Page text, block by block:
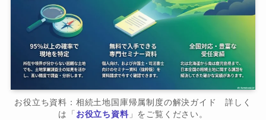
お役立ち資料：相続土地国庫帰属制度の解決ガイド 詳しく
は「 お役立ち資料」をご覧ください。